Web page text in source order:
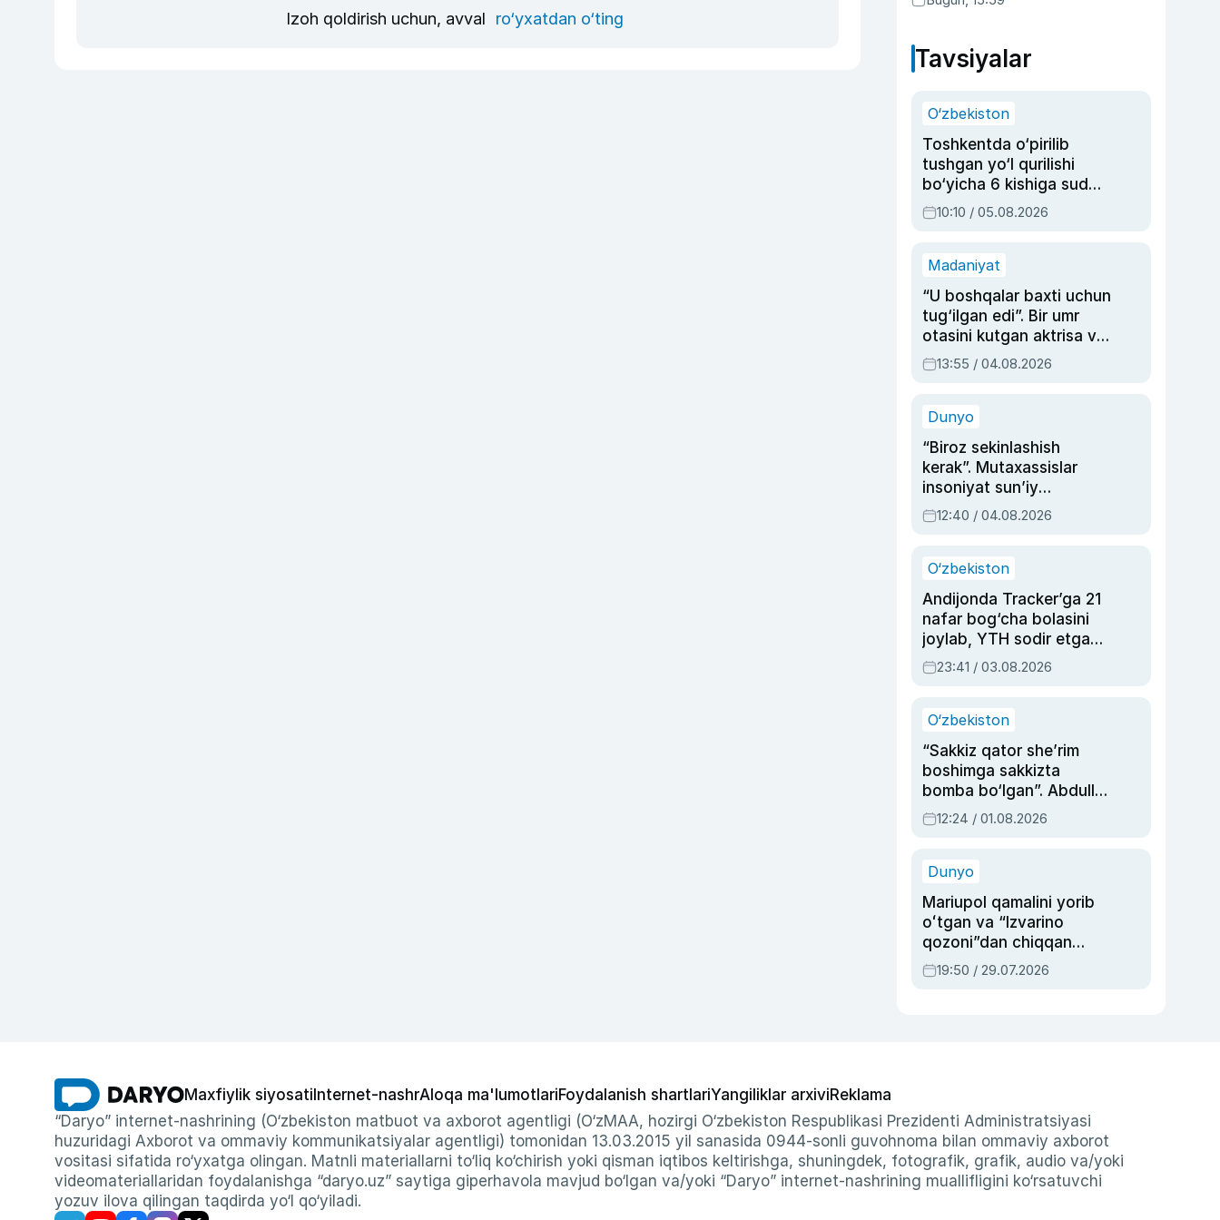
Izoh qoldirish uchun, avval ro‘yxatdan o‘ting
Tavsiyalar
O‘zbekiston
Toshkentda o‘pirilib
tushgan yo‘l qurilishi
bo‘yicha 6 kishiga sud
hukmi o‘qildi
10:10 / 05.08.2026
Madaniyat
“U boshqalar baxti uchun
tug‘ilgan edi”. Bir umr
otasini kutgan aktrisa va
dublyaj ustasi Rimma
Ahmedovaning
13:55 / 04.08.2026
Dunyo
“Biroz sekinlashish
kerak”. Mutaxassislar
insoniyat sun’iy
intellektni boshqara
olmay qolishidan xavotir
12:40 / 04.08.2026
O‘zbekiston
Andijonda Tracker’ga 21
nafar bog‘cha bolasini
joylab, YTH sodir etgan
ayolga sud hukmi o‘qildi
23:41 / 03.08.2026
O‘zbekiston
“Sakkiz qator she’rim
boshimga sakkizta
bomba bo‘lgan”. Abdulla
Oripovni siyosiy
ayblovlardan asrab
12:24 / 01.08.2026
Dunyo
Mariupol qamalini yorib
oʻtgan va “Izvarino
qozoni”dan chiqqan
qahramon — Ukraina
armiyasi bosh
19:50 / 29.07.2026
Maxfiylik siyosati Internet-nashrAloqa ma'lumotlariFoydalanish shartlariYangiliklar arxiviReklama
“Daryo” internet-nashrining (O‘zbekiston matbuot va axborot agentligi (O‘zMAA, hozirgi O‘zbekiston Respublikasi Prezidenti Administratsiyasi
huzuridagi Axborot va ommaviy kommunikatsiyalar agentligi) tomonidan 13.03.2015 yil sanasida 0944-sonli guvohnoma bilan ommaviy axborot
vositasi sifatida ro‘yxatga olingan. Matnli materiallarni to‘liq ko‘chirish yoki qisman iqtibos keltirishga, shuningdek, fotografik, grafik, audio va/yoki
videomateriallaridan foydalanishga “daryo.uz” saytiga giperhavola mavjud bo‘lgan va/yoki “Daryo” internet-nashrining muallifligini ko‘rsatuvchi
yozuv ilova qilingan taqdirda yo‘l qo‘yiladi.